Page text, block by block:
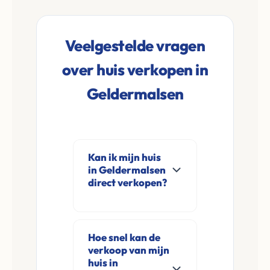
Veelgestelde vragen
over huis verkopen in
Geldermalsen
Kan ik mijn huis
in Geldermalsen
direct verkopen?
direct aan in
Geldermalsen en
Hoe snel kan de
verkoop van mijn
huis in